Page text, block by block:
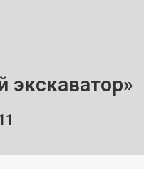
экскаватор»